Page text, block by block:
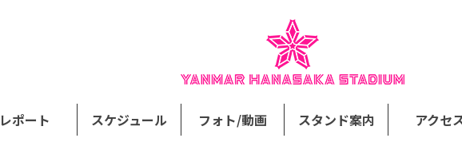
レポート スケジュール フォト/動画 スタンド案内 アクセ